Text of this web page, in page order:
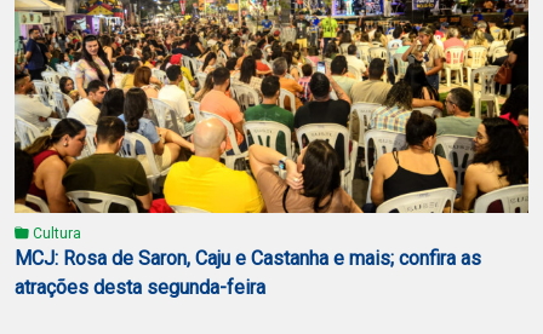
Cultura
MCJ: Rosa de Saron, Caju e Castanha e mais; confira as
atrações desta segunda-feira